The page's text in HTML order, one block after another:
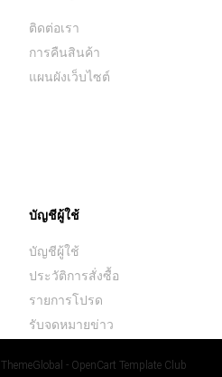
ติดต่อเรา
การคืนสินค้า
แผนผังเว็บไซต์
บัญชีผู้ใช้
บัญชีผู้ใช้
ประวัติการสั่งซื้อ
รายการโปรด
รับจดหมายข่าว
ThemeGlobal - OpenCart Template Club